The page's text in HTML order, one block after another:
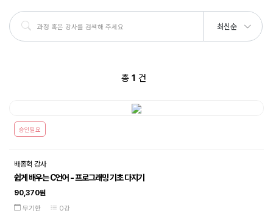
최신순
총 1 건
승인필요
배종혁 강사
쉽게 배우는 C언어 - 프로그래밍 기초 다지기
90,370원
무기한 0강